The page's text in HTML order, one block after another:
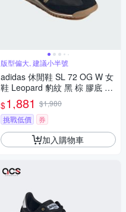
版型偏大, 建議小半號
adidas 休閒鞋 SL 72 OG W 女
鞋 Leopard 豹紋 黑 棕 膠底 復
古 愛迪達 JR1640
$1,881 $1,980
挑戰低價
券
加入購物車